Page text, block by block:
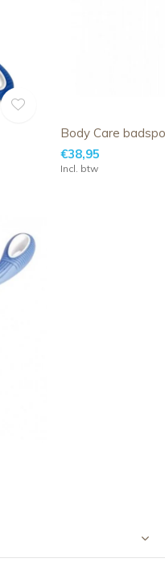
Body Care
€38,95
Incl. btw